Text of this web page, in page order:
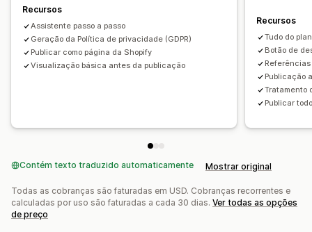
Recursos
Assistente passo a passo
Geração da Política de privacidade (GDPR)
Publicar como página da Shopify
Visualização básica antes da publicação
Recursos
Tudo do
Botão de
Publicação
Tratamento
Publicar
Contém texto traduzido automaticamente Mostrar original
Todas as cobranças são faturadas em USD. Cobranças recorrentes e
calculadas por uso são faturadas a cada 30 dias. Ver todas as opções
de preço